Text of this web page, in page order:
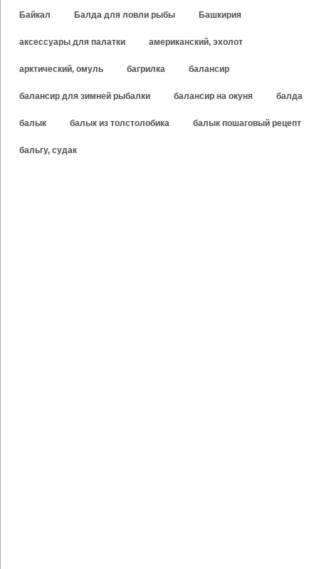
Байкал Балда для ловли рыбы Башкирия
аксессуары для палатки американский, эхолот
арктический, омуль багрилка балансир
балансир для зимней рыбалки балансир на окуня балда
балык балык из толстолобика балык пошаговый рецепт
бальгу, судак